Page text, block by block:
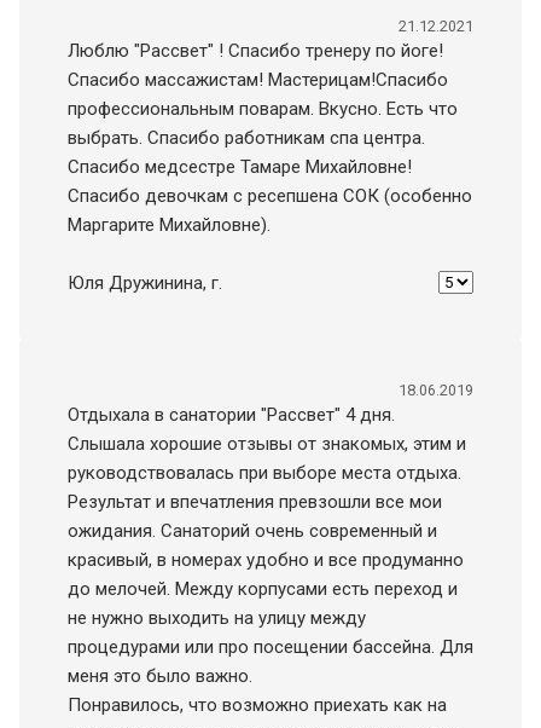
21.12.2021
Люблю "Рассвет" ! Спасибо тренеру по йоге!
Спасибо массажистам! Мастерицам!Спасибо
профессиональным поварам. Вкусно. Есть что
выбрать. Спасибо работникам спа центра.
Спасибо медсестре Тамаре Михайловне!
Спасибо девочкам с ресепшена СОК (особенно
Маргарите Михайловне).
Юля Дружинина, г.
18.06.2019
Отдыхала в санатории "Рассвет" 4 дня.
Слышала хорошие отзывы от знакомых, этим и
руководствовалась при выборе места отдыха.
Результат и впечатления превзошли все мои
ожидания. Санаторий очень современный и
красивый, в номерах удобно и все продуманно
до мелочей. Между корпусами есть переход и
не нужно выходить на улицу между
процедурами или про посещении бассейна. Для
меня это было важно.
Понравилось, что возможно приехать как на